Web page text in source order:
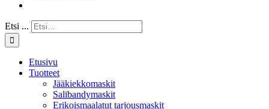
Etsi ...
Etusivu
Tuotteet
Jääkiekkomaskit
Salibandymaskit
Erikoismaalatut tarjousmaskit